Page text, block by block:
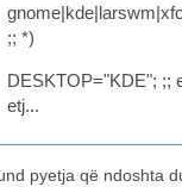
;; *)
DESKTOP="KDE"; ;;
etj...
pyetja që ndoshta